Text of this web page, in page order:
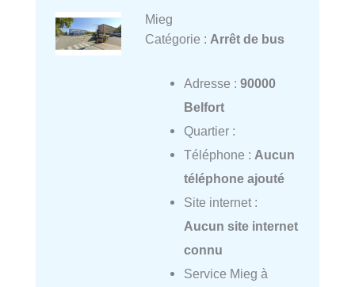
Mieg
Catégorie : Arrêt de bus
Adresse : 90000
Belfort
Quartier :
Téléphone : Aucun
téléphone ajouté
Site internet :
Aucun site internet
connu
Service Mieg à